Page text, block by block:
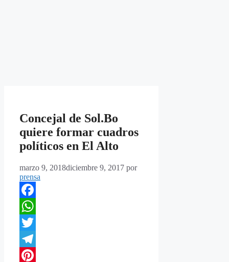
Concejal de Sol.Bo
quiere formar cuadros
políticos en El Alto
marzo 9, 2018diciembre 9, 2017 por
prensa
Facebook
WhatsApp
Twitter
Telegram